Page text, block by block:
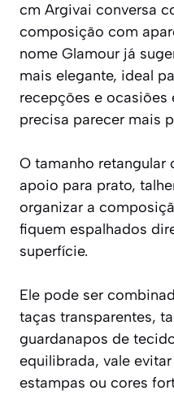
cm Argivai conversa
composição com
nome Glamour já
mais elegante, ideal
recepções e ocasiões
precisa parecer mais
O tamanho retangular
apoio para prato,
organizar a
fiquem espalhados
superfície.
Ele pode ser
taças transparentes,
guardanapos de
equilibrada, vale
estampas ou cores